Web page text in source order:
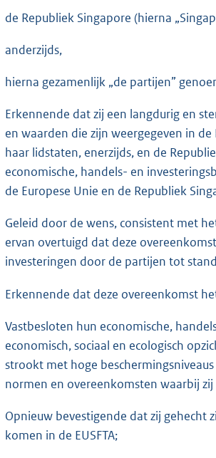
de Republiek Singapore (hierna
anderzijds,
hierna gezamenlijk „de partijen”
Erkennende dat zij een langdurig en
en waarden die zijn weergegeven in
haar lidstaten, enerzijds, en de
economische, handels- en
de Europese Unie en de Republiek
Geleid door de wens, consistent met
ervan overtuigd dat deze
investeringen door de partijen tot
Erkennende dat deze overeenkomst
Vastbesloten hun economische,
economisch, sociaal en ecologisch
strookt met hoge
normen en overeenkomsten waarbij
Opnieuw bevestigende dat zij
komen in de EUSFTA;